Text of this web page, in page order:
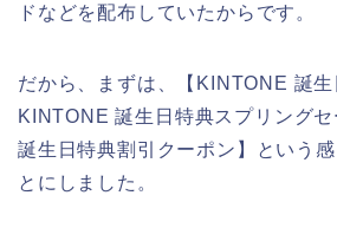
ドなどを配布していたからです。
だから、まずは、【KINTONE 誕生
KINTONE 誕生日特典スプリング
誕生日特典割引クーポン】という
とにしました。